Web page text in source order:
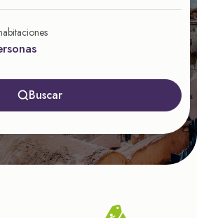
ofertas
Buscar